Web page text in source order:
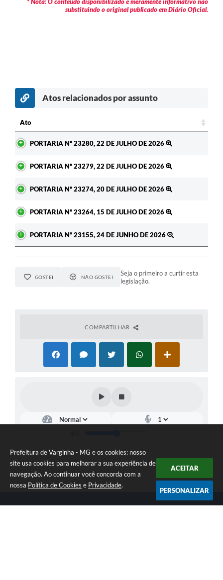
Prefeitura de Varginha - MG e os cookies: nosso
site usa cookies para melhorar a sua experiência de
navegação. Ao continuar você concorda com a
nossa Política de Cookies e Privacidade.
ACEITAR
PERSONALIZAR
* Nota: O conteúdo disponibilizado é meramente informativo não
substituindo o original publicado em Diário Oficial.
Atos relacionados por assunto
Ato
PORTARIA Nº 23280, 22 DE JULHO DE 2026
PORTARIA Nº 23279, 22 DE JULHO DE 2026
PORTARIA Nº 23274, 20 DE JULHO DE 2026
PORTARIA Nº 23264, 15 DE JULHO DE 2026
PORTARIA Nº 23155, 24 DE JUNHO DE 2026
GOSTEI NÃO GOSTEI
Seja o primeiro a curtir esta
legislação.
COMPARTILHAR